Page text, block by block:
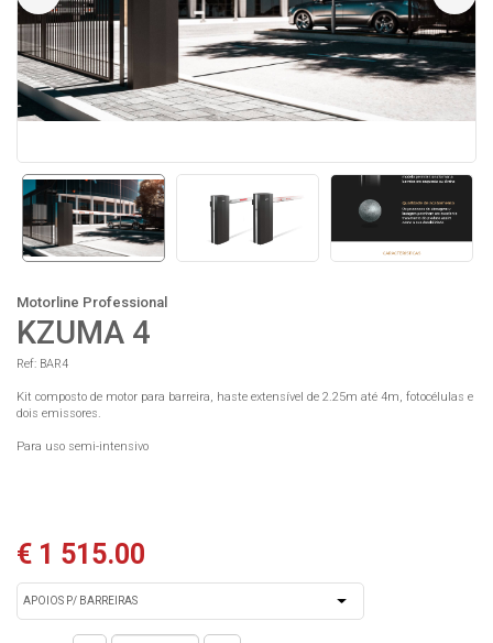
Motorline Professional
KZUMA 4
Ref: BAR4
Kit composto de motor para barreira, haste extensível de 2.25m até 4m, fotocélulas e
dois emissores.
Para uso semi-intensivo
€ 1 515.00